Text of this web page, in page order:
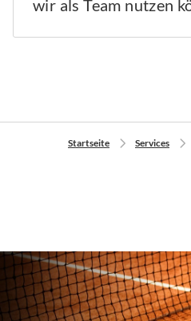
wir als Team nutzen
Startseite Services